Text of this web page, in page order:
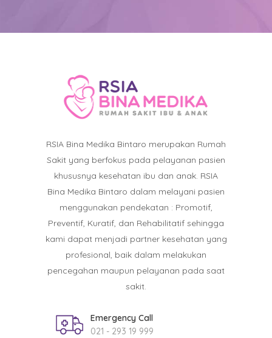
RSIA Bina Medika Bintaro merupakan Rumah
Sakit yang berfokus pada pelayanan pasien
khususnya kesehatan ibu dan anak. RSIA
Bina Medika Bintaro dalam melayani pasien
menggunakan pendekatan : Promotif,
Preventif, Kuratif, dan Rehabilitatif sehingga
kami dapat menjadi partner kesehatan yang
profesional, baik dalam melakukan
pencegahan maupun pelayanan pada saat
sakit.
Emergency Call
021 - 293 19 999